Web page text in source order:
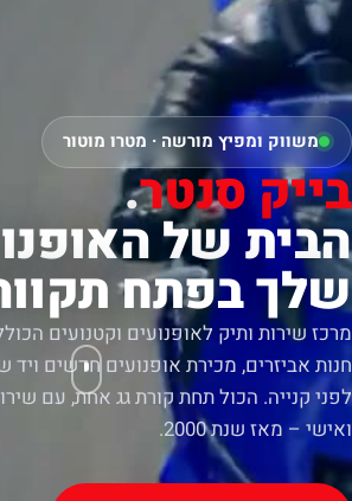
משווק ומפיץ מורשה · מטרו מוטור
בייק סנטר.
הבית של
שלך בפתח
מרכז שירות ותיק לאופנועים וקטנועים
חנות אביזרים, מכירת אופנועים חדשים ויד
לפני קנייה. הכול תחת קורת גג אחת, עם
ואישי – מאז שנת 2000.